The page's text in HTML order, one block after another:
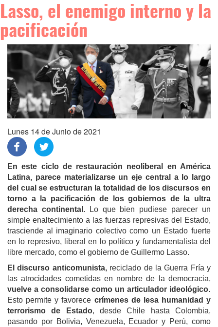
Lasso, el enemigo interno y la
pacificación
Lunes 14 de Junio de 2021
En este ciclo de restauración neoliberal en América
Latina, parece materializarse un eje central a lo largo
del cual se estructuran la totalidad de los discursos en
torno a la pacificación de los gobiernos de la ultra
derecha continental.Lo que bien pudiese parecer un
simple enaltecimiento a las fuerzas represivas del Estado,
trasciende al imaginario colectivo como un Estado fuerte
en lo represivo, liberal en lo político y fundamentalista del
libre mercado, como el gobierno de Guillermo Lasso.
El discurso anticomunista,reciclado de la Guerra Fría y
las atrocidades cometidas en nombre de la democracia,
vuelve a consolidarse como un articulador ideológico.
Esto permite y favorece crímenes de
lesa humanidad y
terrorismo de Estado, desde Chile hasta Colombia,
pasando por Bolivia, Venezuela, Ecuador y Perú, como